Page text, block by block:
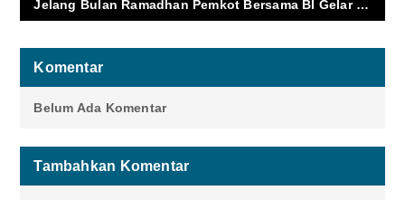
Jelang Bulan Ramadhan Pemkot Bersama BI Gelar Rapat Koordinasi
Komentar
Belum Ada Komentar
Tambahkan Komentar